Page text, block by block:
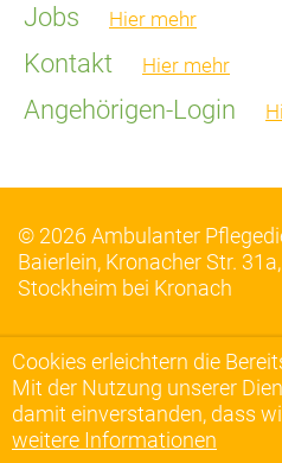
Jobs Hier mehr
Kontakt Hier mehr
Angehörigen-Login
© 2026 Ambulanter
Baierlein, Kronacher Str.
Stockheim bei Kronach
Cookies erleichtern die
Mit der Nutzung unserer
damit einverstanden, dass
weitere Informationen